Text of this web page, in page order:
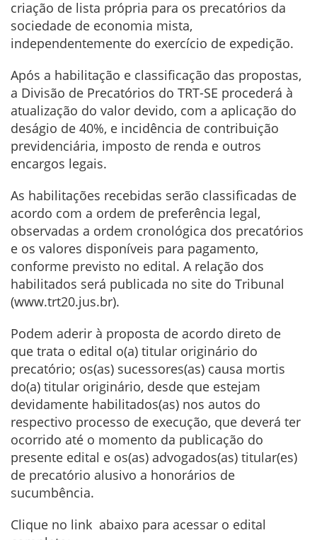
criação de lista própria para os precatórios da
sociedade de economia mista,
independentemente do exercício de expedição.
Após a habilitação e classificação das propostas,
a Divisão de Precatórios do TRT-SE procederá à
atualização do valor devido, com a aplicação do
deságio de 40%, e incidência de contribuição
previdenciária, imposto de renda e outros
encargos legais.
As habilitações recebidas serão classificadas de
acordo com a ordem de preferência legal,
observadas a ordem cronológica dos precatórios
e os valores disponíveis para pagamento,
conforme previsto no edital. A relação dos
habilitados será publicada no site do Tribunal
(www.trt20.jus.br).
Podem aderir à proposta de acordo direto de
que trata o edital o(a) titular originário do
precatório; os(as) sucessores(as) causa mortis
do(a) titular originário, desde que estejam
devidamente habilitados(as) nos autos do
respectivo processo de execução, que deverá ter
ocorrido até o momento da publicação do
presente edital e os(as) advogados(as) titular(es)
de precatório alusivo a honorários de
sucumbência.
Clique no link abaixo para acessar o edital